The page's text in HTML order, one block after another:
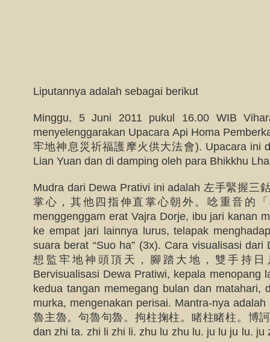
Liputannya adalah sebagai berikut
Minggu, 5 Juni 2011 pukul 16.00 WIB
menyelenggarakan Upacara Api Homa
牢地神息災祈福護摩火供大法會). Upacara ini
Lian Yuan dan di damping oleh para Bhikkhu
Mudra dari Dewa Prativi ini adalah 左手緊握三
掌心，其他四指伸直掌心朝外。唸重音的
menggenggam erat Vajra Dorje, ibu jari kanan
ke empat jari lainnya lurus, telapak
suara berat “Suo ha” (3x). Cara visualisasi
想監牢地神頭頂天，腳踏大地，雙手持
Bervisualisasi Dewa Pratiwi, kepala menopang
kedua tangan memegang bulan dan matahari,
murka, mengenakan perisai. Mantra-nya
魯主魯。句魯句魯。拘柱掬柱。睹柱睹柱。博
dan zhi ta. zhi li zhi li. zhu lu zhu lu. ju lu ju lu. ju